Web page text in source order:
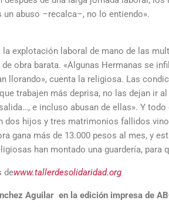
un abuso –recalca–, no lo entiendo».
explotación laboral de mano de las
obra barata. «Algunas Hermanas se
llorando», cuenta la religiosa. Las
trabajen más deprisa, no las dejan ir
e incluso abusan de ellas». Y
hijos y tres matrimonios fallidos
gana más de 13.000 pesos al mes, y
han montado una guardería, para
dewww.tallerdesolidaridad.org
Aguilar en la edición impresa de